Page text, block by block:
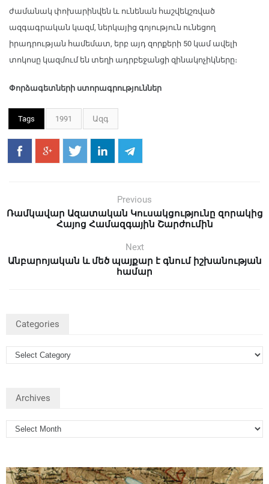
ժամանակ փոխարինվեն և ունենան հաշվեկշռված
ազգագրական կազմ, ներկայից գոյություն ունեցող
իրադրության համեմատ, երբ այդ զորքերի 50 կամ ավելի
տոկոսը կազմում են տեղի ադրբեջանցի զինակոչիկները։
Փորձագետների ստորագրություններ
Tags 1991 Ազգ
Previous
Ռամկավար Ազատական Կուսակցությունը զորակից
Հայոց Համազգային Շարժումին
Next
Անբարոյական և մեծ պայքար է գնում իշխանության
համար
Categories
Archives